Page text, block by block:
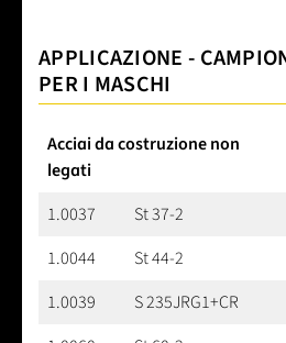
APPLICAZIONE -
PER I MASCHI
Acciai da costruzione non
legati
1.0037
St 37-2
1.0044
St 44-2
1.0039
S 235JRG1+CR